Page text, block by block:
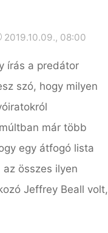
2019.10.09., 08:00
írás a predátor
szó, hogy milyen
már több
egy átfogó lista
összes ilyen
Jeffrey Beall volt,